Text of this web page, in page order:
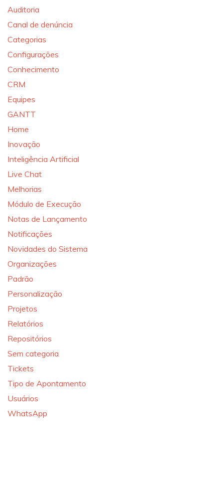
Auditoria
Canal de denúncia
Categorias
Configurações
Conhecimento
CRM
Equipes
GANTT
Home
Inovação
Inteligência Artificial
Live Chat
Melhorias
Módulo de Execução
Notas de Lançamento
Notificações
Novidades do Sistema
Organizações
Padrão
Personalização
Projetos
Relatórios
Repositórios
Sem categoria
Tickets
Tipo de Apontamento
Usuários
WhatsApp